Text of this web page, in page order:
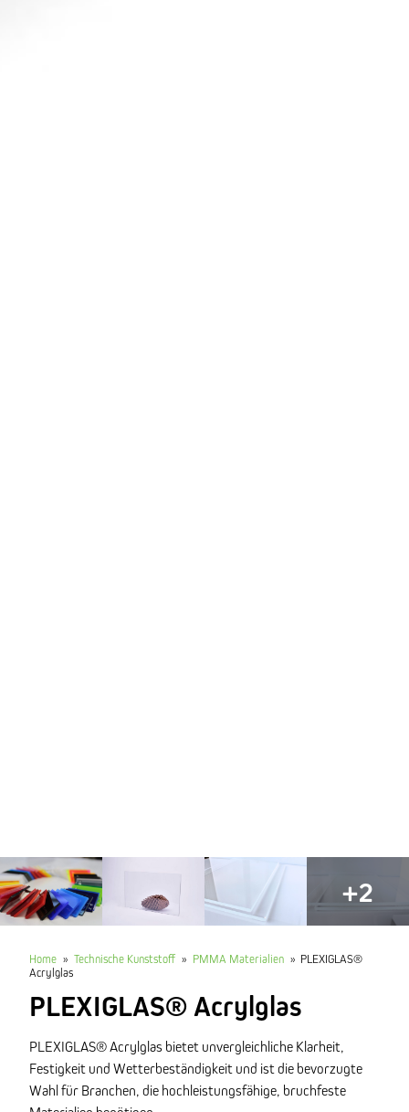
Home » Technische Kunststoff » PMMA Materialien » PLEXIGLAS®
Acrylglas
PLEXIGLAS® Acrylglas
PLEXIGLAS® Acrylglas bietet unvergleichliche Klarheit,
Festigkeit und Wetterbeständigkeit und ist die bevorzugte
Wahl für Branchen, die hochleistungsfähige, bruchfeste
+2